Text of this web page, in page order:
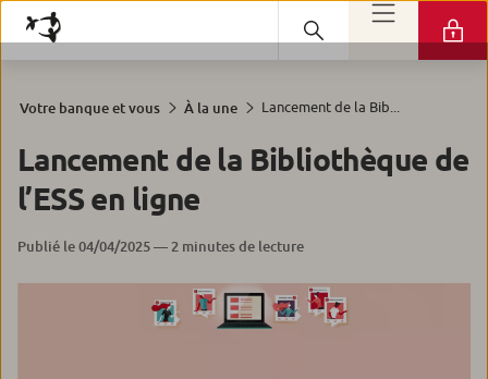
Votre banque et vous À la une Lancement de la Bib...
Lancement de la Bibliothèque de
l’ESS en ligne
Publié le 04/04/2025 — 2 minutes de lecture